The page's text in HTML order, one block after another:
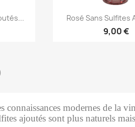
Aperçu
Rosé Sans Sulfites
9,00 €
connaissances modernes de la
ajoutés sont plus naturels